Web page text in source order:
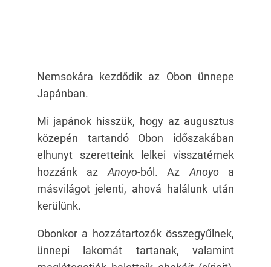
Nemsokára kezdődik az Obon ünnepe
Japánban.
Mi japánok hisszük, hogy az augusztus
közepén tartandó Obon időszakában
elhunyt szeretteink lelkei visszatérnek
hozzánk az Anoyo-ból. Az Anoyoa
másvilágot jelenti, ahová halálunk után
kerülünk.
Obonkor a hozzátartozók összegyűlnek,
ünnepi lakomát tartanak, valamint